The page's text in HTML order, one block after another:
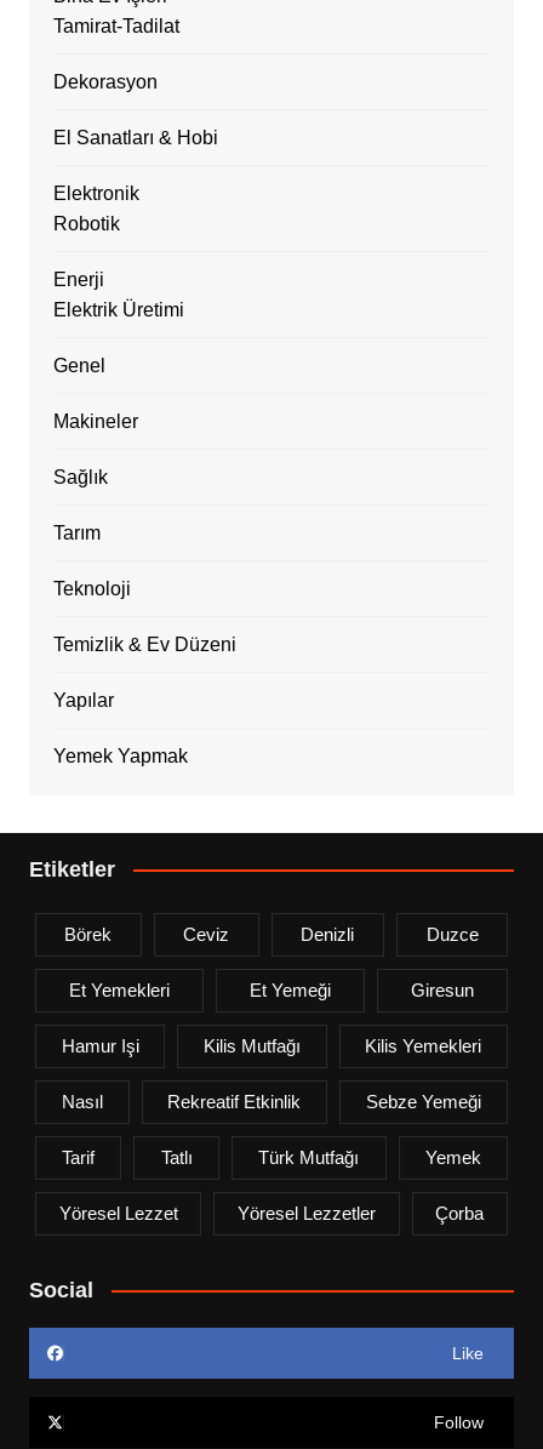
Tamirat-Tadilat
Dekorasyon
El Sanatları & Hobi
Elektronik
Robotik
Enerji
Elektrik Üretimi
Genel
Makineler
Sağlık
Tarım
Teknoloji
Temizlik & Ev Düzeni
Yapılar
Yemek Yapmak
Etiketler
Börek Ceviz Denizli Duzce
Et Yemekleri Et Yemeği Giresun
Hamur Işi Kilis Mutfağı Kilis Yemekleri
Nasıl Rekreatif Etkinlik Sebze Yemeği
Tarif Tatlı Türk Mutfağı Yemek
Yöresel Lezzet Yöresel Lezzetler Çorba
Social
Like
Follow